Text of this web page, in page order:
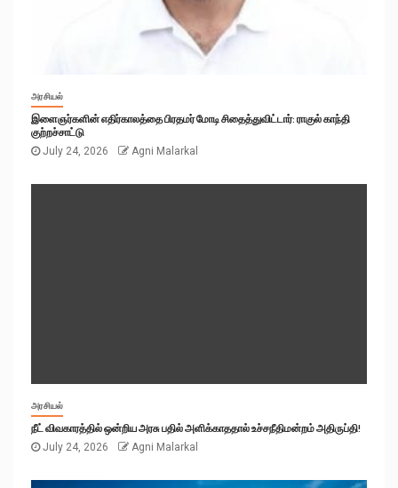
அரசியல்
இளைஞர்களின் எதிர்காலத்தை பிரதமர் மோடி சிதைத்துவிட்டார்: ராகுல் காந்தி
குற்றச்சாட்டு
July 24, 2026
Agni Malarkal
அரசியல்
நீட் விவகாரத்தில் ஒன்றிய அரசு பதில் அளிக்காததால் உச்சநீதிமன்றம் அதிருப்தி!
July 24, 2026
Agni Malarkal